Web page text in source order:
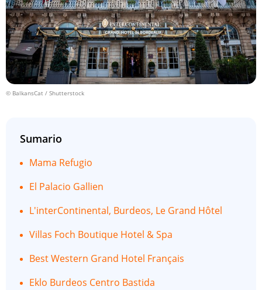
© BalkansCat / Shutterstock
Sumario
Mama Refugio
El Palacio Gallien
L'interContinental, Burdeos, Le Grand Hôtel
Villas Foch Boutique Hotel & Spa
Best Western Grand Hotel Français
Eklo Burdeos Centro Bastida